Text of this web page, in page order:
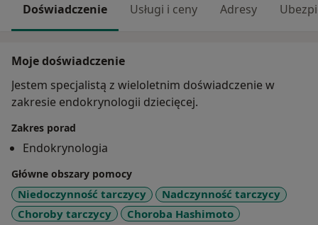
Doświadczenie Usługi i ceny Adresy
Moje doświadczenie
Jestem specjalistą z wieloletnim doświadczenie w
zakresie endokrynologii dziecięcej.
Zakres porad
Endokrynologia
Główne obszary pomocy
Niedoczynność tarczycy
Nadczynność tarczycy
Choroby tarczycy
Choroba Hashimoto